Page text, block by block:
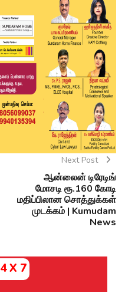
Next Post
ஆன்லைன் டிரேடிங்
மோசடி ரூ.160 கோடி
மதிப்பிலான சொத்துக்கள்
முடக்கம் | Kumudam
News
X 7